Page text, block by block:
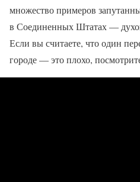
множество примеров
в Соединенных Штатах —
Если вы считаете, что один
городе — это плохо,